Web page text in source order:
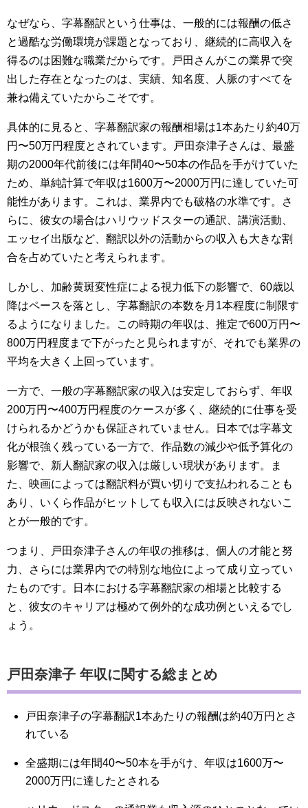
なぜなら、字幕翻訳という仕事は、一般的には報酬の低さ
と過酷な労働環境が課題となっており、継続的に高収入を
得るのは困難な職業だからです。戸田さんがこの業界で突
出した存在となったのは、実績、知名度、人脈のすべてを
兼ね備えていたからこそです。
具体的に見ると、字幕翻訳家の報酬相場は1本あたり約40万
円〜50万円程度とされています。戸田奈津子さんは、最盛
期の2000年代前後には年間40〜50本の作品を手がけていた
ため、単純計算で年収は1600万〜2000万円に達していた可
能性があります。これは、業界内でも破格の水準です。さ
らに、彼女の場合はハリウッドスターの通訳、講演活動、
エッセイ出版など、翻訳以外の活動からの収入も大きな割
合を占めていたと考えられます。
しかし、加齢黄斑変性症による視力低下の影響で、60歳以
降はペースを落とし、字幕翻訳の本数を月1本程度に制限す
るようになりました。この時期の年収は、推定で600万円〜
800万円程度まで下がったと見られますが、それでも業界の
平均を大きく上回っています。
一方で、一般の字幕翻訳家の収入は安定しておらず、年収
200万円〜400万円程度のケースが多く、継続的に仕事を受
けられるかどうかも保証されていません。日本では字幕文
化が根強く残っている一方で、作品数の減少や低予算化の
影響で、新人翻訳家の収入は厳しい現状があります。ま
た、映画によっては翻訳料が買い切りで支払われることも
あり、いくら作品がヒットしても収入には反映されないこ
とが一般的です。
つまり、戸田奈津子さんの年収の推移は、個人の才能と努
力、さらには業界内での特別な地位によって成り立ってい
たものです。日本における字幕翻訳家の相場と比較する
と、彼女のキャリアは極めて例外的な成功例といえるでし
ょう。
戸田奈津子 年収に関する総まとめ
戸田奈津子の字幕翻訳1本あたりの報酬は約40万円とさ
れている
全盛期には年間40〜50本を手がけ、年収は1600万〜
2000万円に達したとされる